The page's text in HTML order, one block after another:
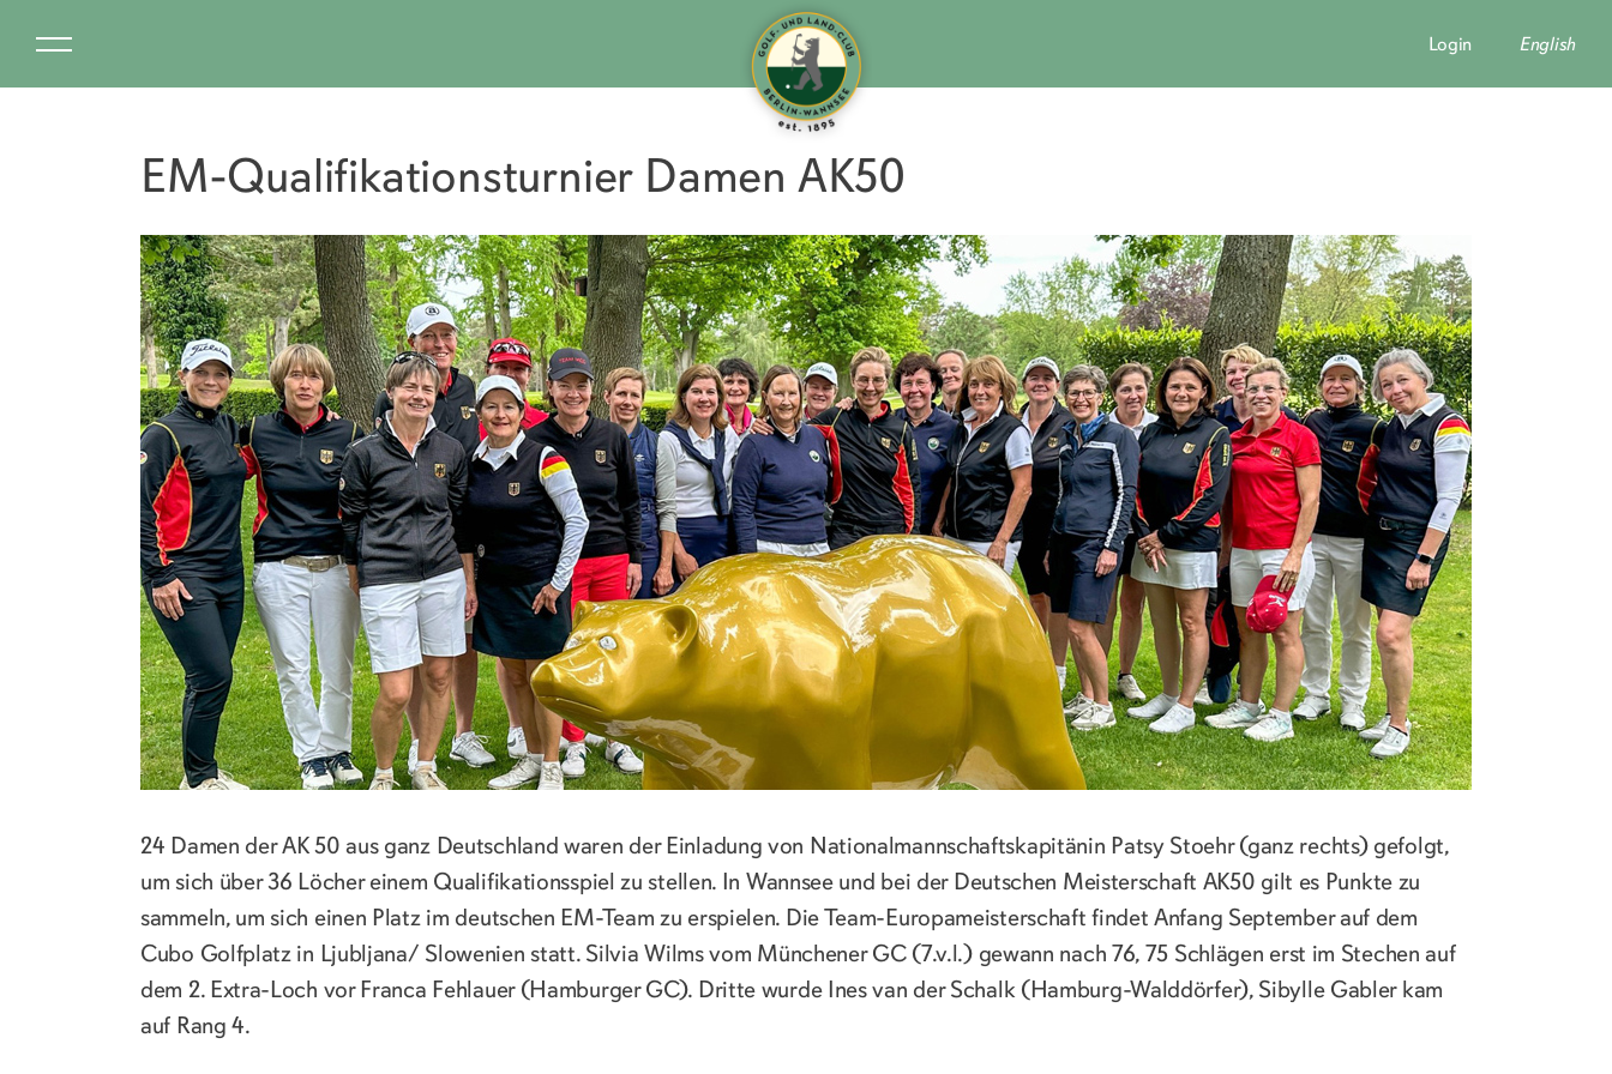
Login English
EM-Qualifikationsturnier Damen AK50
24 Damen der AK 50 aus ganz Deutschland waren der Einladung von Nationalmannschaftskapitänin Patsy Stoehr (ganz rechts) gefolgt,
um sich über 36 Löcher einem Qualifikationsspiel zu stellen. In Wannsee und bei der Deutschen Meisterschaft AK50 gilt es Punkte zu
sammeln, um sich einen Platz im deutschen EM-Team zu erspielen. Die Team-Europameisterschaft findet Anfang September auf dem
Cubo Golfplatz in Ljubljana/ Slowenien statt. Silvia Wilms vom Münchener GC (7.v.l.) gewann nach 76, 75 Schlägen erst im Stechen auf
dem 2. Extra-Loch vor Franca Fehlauer (Hamburger GC). Dritte wurde Ines van der Schalk (Hamburg-Walddörfer), Sibylle Gabler kam
auf Rang 4.